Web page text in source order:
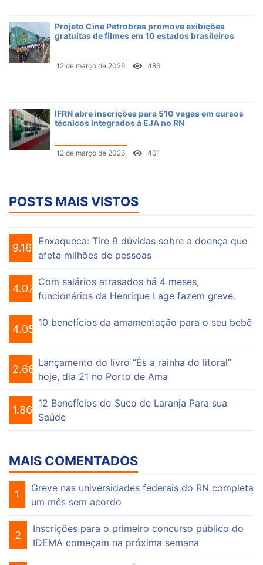
Projeto Cine Petrobras promove exibições
gratuitas de filmes em 10 estados brasileiros
12 de março de 2026 486
IFRN abre inscrições para 510 vagas em cursos
técnicos integrados à EJA no RN
12 de março de 2026 401
POSTS MAIS VISTOS
9.160
Enxaqueca: Tire 9 dúvidas sobre a doença que
afeta milhões de pessoas
4.076
Com salários atrasados há 4 meses,
funcionários da Henrique Lage fazem greve.
4.056
10 benefícios da amamentação para o seu bebê
2.663
Lançamento do livro “És a rainha do litoral”
hoje, dia 21 no Porto de Ama
1.865
12 Benefícios do Suco de Laranja Para sua
Saúde
MAIS COMENTADOS
1
Greve nas universidades federais do RN completa
um mês sem acordo
2
Inscrições para o primeiro concurso público do
IDEMA começam na próxima semana